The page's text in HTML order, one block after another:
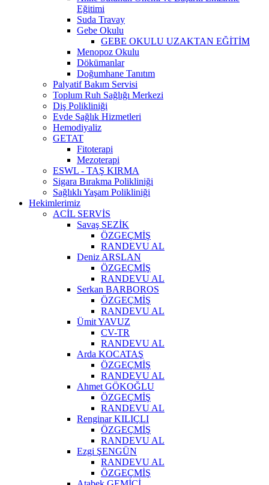
Eğitimi
Suda Travay
Gebe Okulu
GEBE OKULU UZAKTAN EĞİTİM
Menopoz Okulu
Dökümanlar
Doğumhane Tanıtım
Palyatif Bakım Servisi
Toplum Ruh Sağlığı Merkezi
Diş Polikliniği
Evde Sağlık Hizmetleri
Hemodiyaliz
GETAT
Fitoterapi
Mezoterapi
ESWL - TAŞ KIRMA
Sigara Bırakma Polikliniği
Sağlıklı Yaşam Polikliniği
Hekimlerimiz
ACİL SERVİS
Savaş SEZİK
ÖZGEÇMİŞ
RANDEVU AL
Deniz ARSLAN
ÖZGEÇMİŞ
RANDEVU AL
Serkan BARBOROS
ÖZGEÇMİŞ
RANDEVU AL
Ümit YAVUZ
CV-TR
RANDEVU AL
Arda KOCATAŞ
ÖZGEÇMİŞ
RANDEVU AL
Ahmet GÖKOĞLU
ÖZGEÇMİŞ
RANDEVU AL
Renginar KILIÇLI
ÖZGEÇMİŞ
RANDEVU AL
Ezgi ŞENGÜN
RANDEVU AL
ÖZGEÇMİŞ